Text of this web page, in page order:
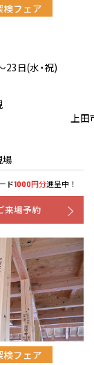
検フェア
日(水・祝)
田
構造現場
ド1000円分進呈中！
来場予約
検フェア